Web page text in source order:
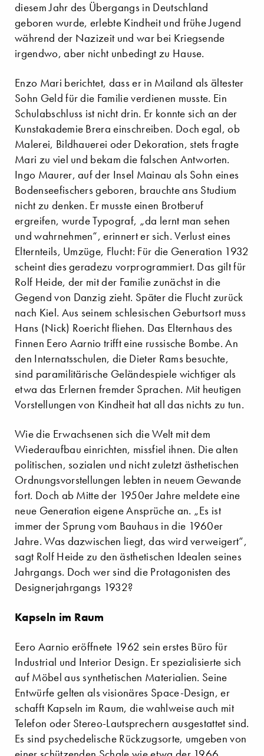
diesem Jahr des Übergangs in Deutschland
geboren wurde, erlebte Kindheit und frühe Jugend
während der Nazizeit und war bei Kriegsende
irgendwo, aber nicht unbedingt zu Hause.
Enzo Mari berichtet, dass er in Mailand als ältester
Sohn Geld für die Familie verdienen musste. Ein
Schulabschluss ist nicht drin. Er konnte sich an der
Kunstakademie Brera einschreiben. Doch egal, ob
Malerei, Bildhauerei oder Dekoration, stets fragte
Mari zu viel und bekam die falschen Antworten.
Ingo Maurer, auf der Insel Mainau als Sohn eines
Bodenseefischers geboren, brauchte ans Studium
nicht zu denken. Er musste einen Brotberuf
ergreifen, wurde Typograf, „da lernt man sehen
und wahrnehmen“, erinnert er sich. Verlust eines
Elternteils, Umzüge, Flucht: Für die Generation 1932
scheint dies geradezu vorprogrammiert. Das gilt für
Rolf Heide, der mit der Familie zunächst in die
Gegend von Danzig zieht. Später die Flucht zurück
nach Kiel. Aus seinem schlesischen Geburtsort muss
Hans (Nick) Roericht fliehen. Das Elternhaus des
Finnen Eero Aarnio trifft eine russische Bombe. An
den Internatsschulen, die Dieter Rams besuchte,
sind paramilitärische Geländespiele wichtiger als
etwa das Erlernen fremder Sprachen. Mit heutigen
Vorstellungen von Kindheit hat all das nichts zu tun.
Wie die Erwachsenen sich die Welt mit dem
Wiederaufbau einrichten, missfiel ihnen. Die alten
politischen, sozialen und nicht zuletzt ästhetischen
Ordnungsvorstellungen lebten in neuem Gewande
fort. Doch ab Mitte der 1950er Jahre meldete eine
neue Generation eigene Ansprüche an. „Es ist
immer der Sprung vom Bauhaus in die 1960er
Jahre. Was dazwischen liegt, das wird verweigert“,
sagt Rolf Heide zu den ästhetischen Idealen seines
Jahrgangs. Doch wer sind die Protagonisten des
Designerjahrgangs 1932?
Kapseln im Raum
Eero Aarnio eröffnete 1962 sein erstes Büro für
Industrial und Interior Design. Er spezialisierte sich
auf Möbel aus synthetischen Materialien. Seine
Entwürfe gelten als visionäres Space-Design, er
schafft Kapseln im Raum, die wahlweise auch mit
Telefon oder Stereo-Lautsprechern ausgestattet sind.
Es sind psychedelische Rückzugsorte, umgeben von